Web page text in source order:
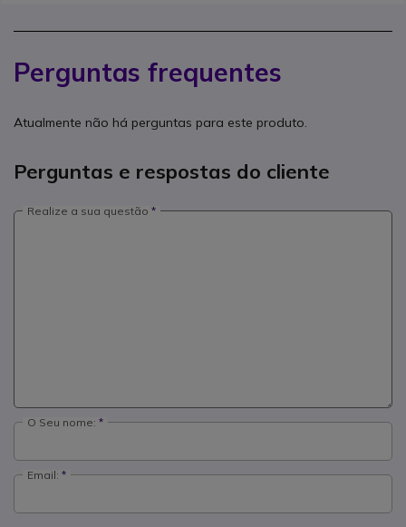
Perguntas frequentes
Atualmente não há perguntas para este produto.
Perguntas e respostas do cliente
Realize a sua questão
O Seu nome:
Email: